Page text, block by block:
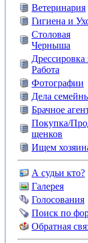
Ветеринария
Гигиена и
Столовая
Черныша
Дрессировка
Работа
Фотографии
Дела
Брачное
Покупка/
щенков
Ищем
А судьи кто?
Галерея
Голосования
Поиск по
Обратная